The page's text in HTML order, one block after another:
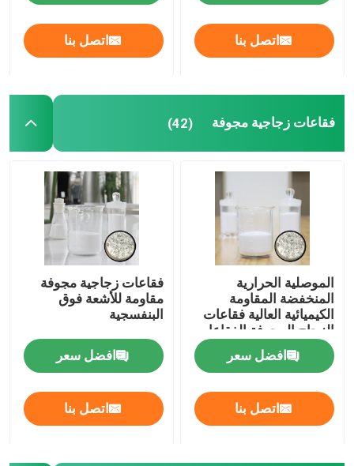
اتصل بنا اتصل بنا
فقاعات زجاجية مجوفة (42)
الموصلية الحرارية
المنخفضة المقاومة
الكيميائية العالية فقاعات
الزجاج المجوفة الفقاعات
الزجاجية الدقيقة
افضل سعر
اتصل بنا
فقاعات زجاجية مجوفة
مقاومة للأشعة فوق
البنفسجية
افضل سعر
اتصل بنا